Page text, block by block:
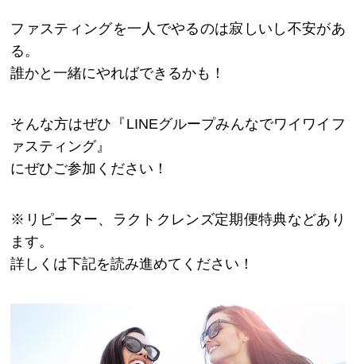
ファスティングを一人でやるのは寂しいし不安があ
る。
誰かと一緒にやればできるかも！
そんな方はぜひ『LINEグループみんなでワイワイフ
ァスティング』
にぜひご参加ください！
※リピーター、ラクトクレンズ定期便特典などあり
ます。
詳しくは下記を読み進めてください！